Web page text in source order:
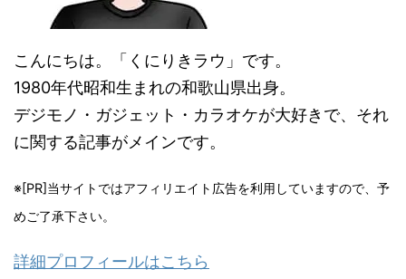
こんにちは。「くにりきラウ」です。
1980年代昭和生まれの和歌山県出身。
デジモノ・ガジェット・カラオケが大好きで、それ
に関する記事がメインです。
※[PR]当サイトではアフィリエイト広告を利用していますので、予
めご了承下さい。
詳細プロフィールはこちら